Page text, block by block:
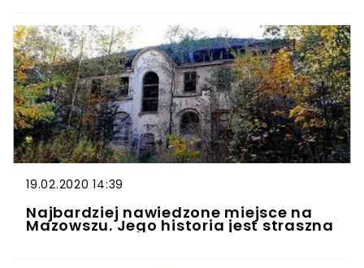
19.02.2020 14:39
Najbardziej nawiedzone miejsce na
Mazowszu. Jego historia jest straszna